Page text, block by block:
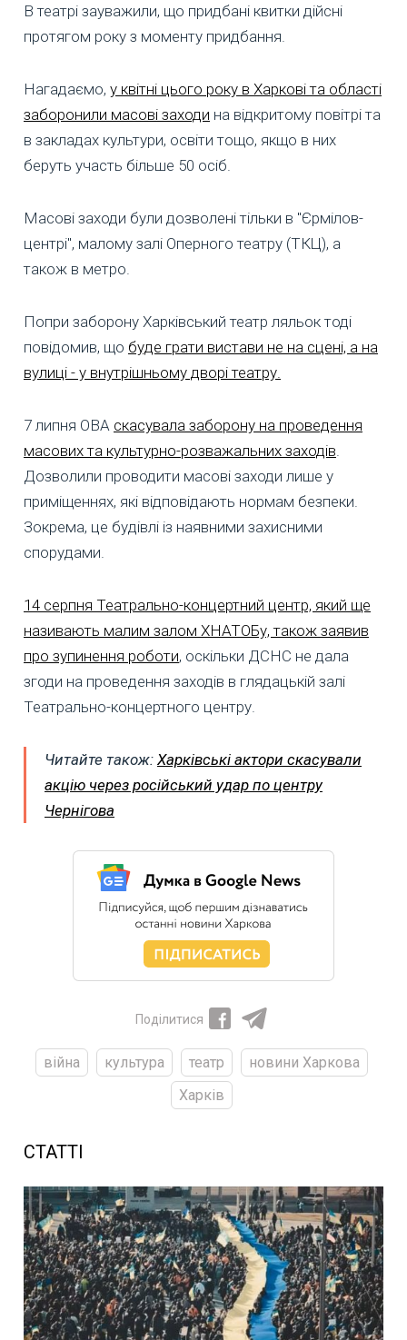
В театрі зауважили, що придбані квитки дійсні
протягом року з моменту придбання.
Нагадаємо, у квітні цього року в Харкові та області
заборонили масові заходи на відкритому повітрі та
в закладах культури, освіти тощо, якщо в них
беруть участь більше 50 осіб.
Масові заходи були дозволені тільки в "Єрмілов-
центрі", малому залі Оперного театру (ТКЦ), а
також в метро.
Попри заборону Харківський театр ляльок тоді
повідомив, що буде грати вистави не на сцені, а на
вулиці - у внутрішньому дворі театру.
7 липня ОВА скасувала заборону на проведення
масових та культурно-розважальних заходів.
Дозволили проводити масові заходи лише у
приміщеннях, які відповідають нормам безпеки.
Зокрема, це будівлі із наявними захисними
спорудами.
14 серпня Театрально-концертний центр, який ще
називають малим залом ХНАТОБу, також заявив
про зупинення роботи, оскільки ДСНС не дала
згоди на проведення заходів в глядацькій залі
Театрально-концертного центру.
Читайте також: Харківські актори скасували
акцію через російський удар по центру
Чернігова
Поділитися
війна культура театр
новини Харкова
Харків
СТАТТІ